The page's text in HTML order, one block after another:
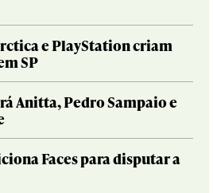
e PlayStation criam
SP
Anitta, Pedro Sampaio e
Faces para disputar a